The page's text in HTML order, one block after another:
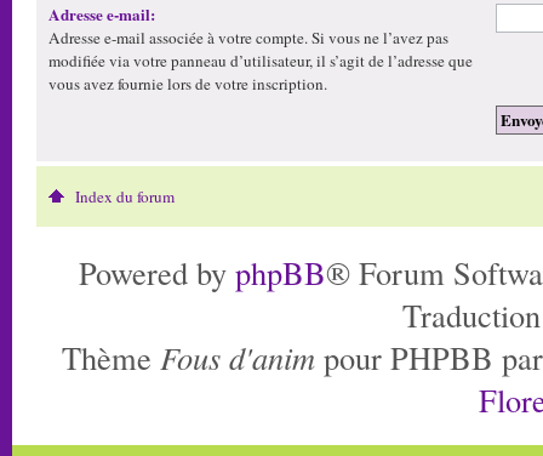
Adresse e-mail:
Adresse e-mail associée à votre compte. Si vous ne l’avez pas
modifiée via votre panneau d’utilisateur, il s’agit de l’adresse que
vous avez fournie lors de votre inscription.
Index du forum
Powered by phpBB® Forum
Thème Fous d'anim pour PHPBB